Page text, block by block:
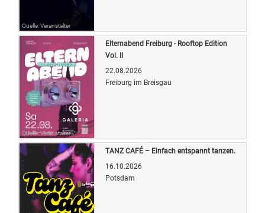
Quelle: Veranstalter
Quelle: Veranstalter
Elternabend Freiburg - Rooftop Edition
Vol. II
22.08.2026
Freiburg im Breisgau
TANZ CAFÉ – Einfach entspannt tanzen.
16.10.2026
Potsdam